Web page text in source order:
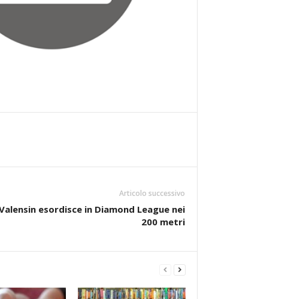
Articolo successivo
esordisce in Diamond League nei
200 metri